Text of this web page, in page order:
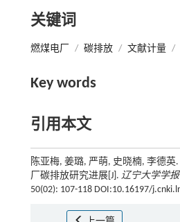
关键词
燃煤电厂 / 碳排放 / 文献计量 /
Key words
引用本文
陈亚梅, 姜璐, 严萌, 史晓楠, 李德
厂碳排放研究进展[J]. 辽宁大学学报
50(02): 107-118 DOI:10.16197/